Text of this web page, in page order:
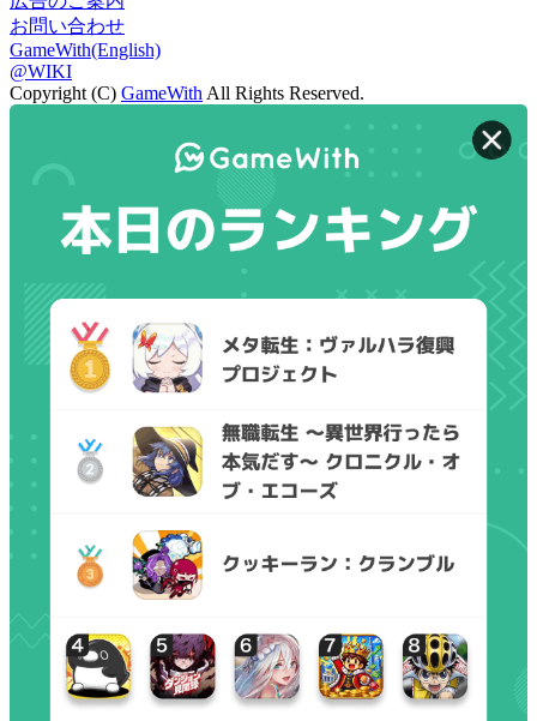
お問い合わせ
GameWith(English)
@WIKI
Copyright (C) GameWith All Rights Reserved.